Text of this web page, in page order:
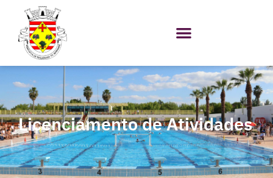
content
Licenciamento de Atividades